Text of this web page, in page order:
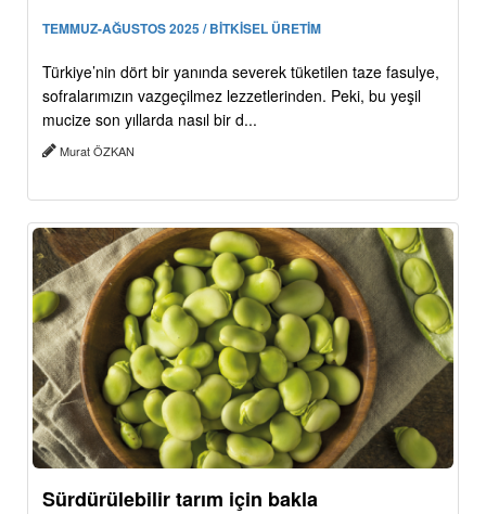
TEMMUZ-AĞUSTOS 2025 / BİTKİSEL ÜRETİM
Türkiye’nin dört bir yanında severek tüketilen taze fasulye,
sofralarımızın vazgeçilmez lezzetlerinden. Peki, bu yeşil
mucize son yıllarda nasıl bir d...
Murat ÖZKAN
Sürdürülebilir tarım için bakla